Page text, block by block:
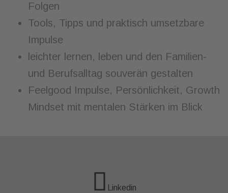
Folgen
Tools, Tipps und praktisch umsetzbare
Impulse
leichter lernen, leben und den Familien-
und Berufsalltag souverän gestalten
Feelgood Impulse, Persönlichkeit, Growth
Mindset mit mentalen Stärken im Blick
Linkedin